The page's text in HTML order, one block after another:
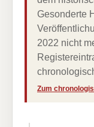
Gesonderte
2022 nicht
Zum